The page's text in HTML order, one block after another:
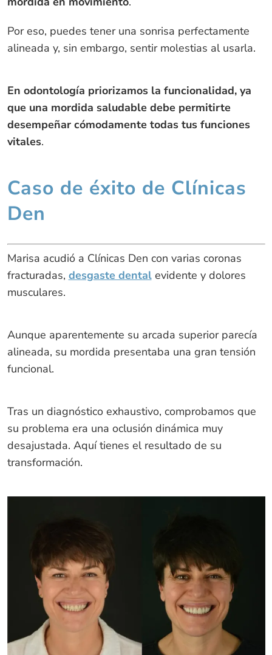
Por eso, puedes tener una sonrisa perfectamente
alineada y, sin embargo, sentir molestias al usarla.
En odontología priorizamos la funcionalidad, ya
que una mordida saludable debe permitirte
desempeñar cómodamente todas tus funciones
vitales.
Caso de éxito de Clínicas
Den
Marisa acudió a Clínicas Den con varias coronas
fracturadas, desgaste dentalevidente y dolores
musculares.
Aunque aparentemente su arcada superior parecía
alineada, su mordida presentaba una gran tensión
funcional.
Tras un diagnóstico exhaustivo, comprobamos que
su problema era una oclusión dinámica muy
desajustada. Aquí tienes el resultado de su
transformación.